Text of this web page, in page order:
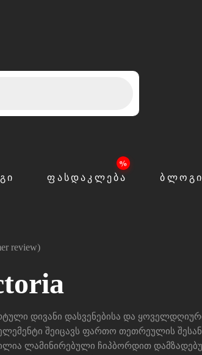
ᲤᲐᲡᲓᲐᲙᲚᲔᲑᲐ ᲑᲚᲝᲒᲘ
review)
დივანი დასვენებისა და
შეიცავს ფართო თეთრეულის
ლამინირებული ჩიპბორდით